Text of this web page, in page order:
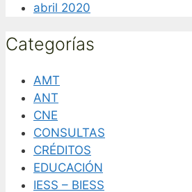
abril 2020
Categorías
AMT
ANT
CNE
CONSULTAS
CRÉDITOS
EDUCACIÓN
IESS – BIESS